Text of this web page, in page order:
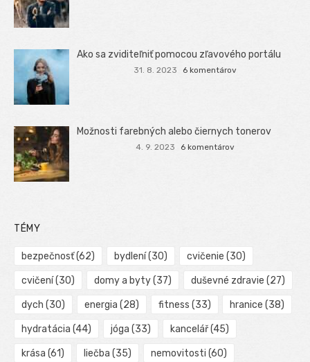
Ako sa zviditeľniť pomocou zľavového portálu
31. 8. 2023 6 komentárov
Možnosti farebných alebo čiernych tonerov
4. 9. 2023 6 komentárov
TÉMY
bezpečnosť(62) bydlení(30) cvičenie (30)
cvičení(30) domy a byty(37) duševné zdravie (27)
dych (30) energia (28) fitness (33) hranice (38)
hydratácia (44) jóga (33) kancelář(45)
krása (61) liečba (35) nemovitosti (60)